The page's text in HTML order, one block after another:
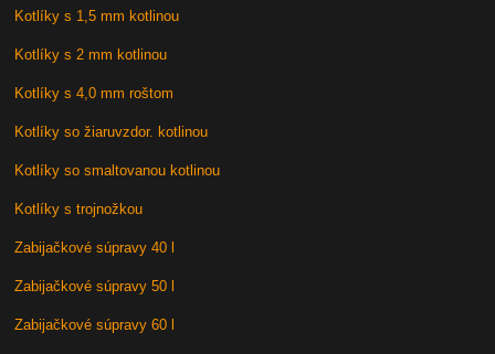
Kotlíky s 1,5 mm kotlinou
Kotlíky s 2 mm kotlinou
Kotlíky s 4,0 mm roštom
Kotlíky so žiaruvzdor. kotlinou
Kotlíky so smaltovanou kotlinou
Kotlíky s trojnožkou
Zabijačkové súpravy 40 l
Zabijačkové súpravy 50 l
Zabijačkové súpravy 60 l